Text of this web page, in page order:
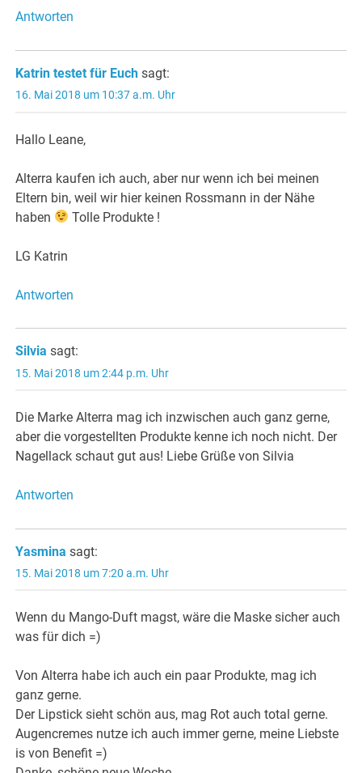
Antworten
Katrin testet für Euch sagt:
16. Mai 2018 um 10:37 a.m. Uhr
Hallo Leane,
Alterra kaufen ich auch, aber nur wenn ich bei meinen
Eltern bin, weil wir hier keinen Rossmann in der Nähe
haben
Tolle Produkte !
LG Katrin
Antworten
Silvia sagt:
15. Mai 2018 um 2:44 p.m. Uhr
Die Marke Alterra mag ich inzwischen auch ganz gerne,
aber die vorgestellten Produkte kenne ich noch nicht. Der
Nagellack schaut gut aus! Liebe Grüße von Silvia
Antworten
Yasmina sagt:
15. Mai 2018 um 7:20 a.m. Uhr
Wenn du Mango-Duft magst, wäre die Maske sicher auch
was für dich =)
Von Alterra habe ich auch ein paar Produkte, mag ich
ganz gerne.
Der Lipstick sieht schön aus, mag Rot auch total gerne.
Augencremes nutze ich auch immer gerne, meine Liebste
is von Benefit =)